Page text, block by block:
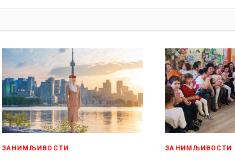
ЗАНИМЉИВОСТИ ЗАНИМЉИВОСТИ